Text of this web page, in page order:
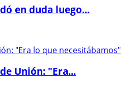
en duda luego...
Unión: "Era...